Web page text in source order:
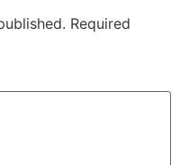
Required